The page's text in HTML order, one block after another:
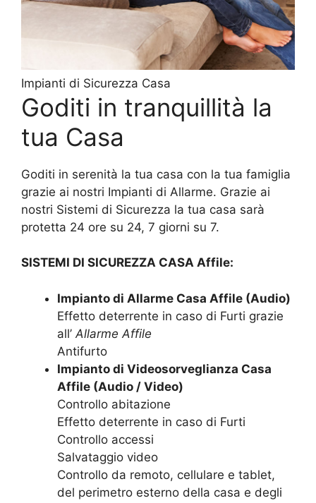
Impianti di Sicurezza Casa
Goditi in tranquillità la
tua Casa
Goditi in serenità la tua casa con la tua famiglia
grazie ai nostri Impianti di Allarme. Grazie ai
nostri Sistemi di Sicurezza la tua casa sarà
protetta 24 ore su 24, 7 giorni su 7.
SISTEMI DI SICUREZZA CASA Affile:
Impianto di Allarme Casa Affile (Audio)
Effetto deterrente in caso di Furti grazie
all’ Allarme Affile
Antifurto
Impianto di Videosorveglianza Casa
Affile (Audio / Video)
Controllo abitazione
Effetto deterrente in caso di Furti
Controllo accessi
Salvataggio video
Controllo da remoto, cellulare e tablet,
del perimetro esterno della casa e degli